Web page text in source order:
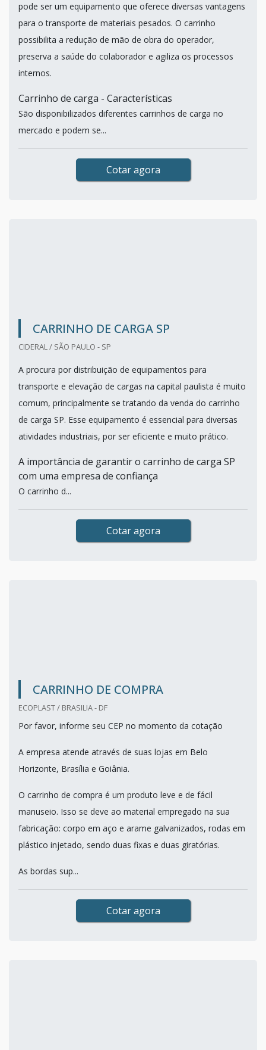
pode ser um equipamento que oferece diversas vantagens
para o transporte de materiais pesados. O carrinho
possibilita a redução de mão de obra do operador,
preserva a saúde do colaborador e agiliza os processos
internos.
Carrinho de carga - Características
São disponibilizados diferentes carrinhos de carga no
mercado e podem se...
Cotar agora
CARRINHO DE CARGA SP
CIDERAL / SÃO PAULO - SP
A procura por distribuição de equipamentos para
transporte e elevação de cargas na capital paulista é muito
comum, principalmente se tratando da venda do carrinho
de carga SP. Esse equipamento é essencial para diversas
atividades industriais, por ser eficiente e muito prático.
A importância de garantir o carrinho de carga SP
com uma empresa de confiança
O carrinho d...
Cotar agora
CARRINHO DE COMPRA
ECOPLAST / BRASILIA - DF
Por favor, informe seu CEP no momento da cotação
A empresa atende através de suas lojas em Belo
Horizonte, Brasília e Goiânia.
O carrinho de compra é um produto leve e de fácil
manuseio. Isso se deve ao material empregado na sua
fabricação: corpo em aço e arame galvanizados, rodas em
plástico injetado, sendo duas fixas e duas giratórias.
As bordas sup...
Cotar agora